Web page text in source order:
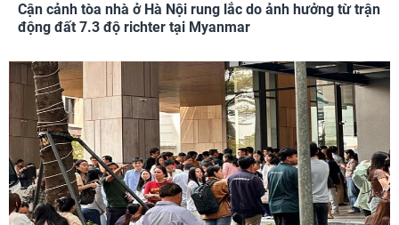
Cận cảnh tòa nhà ở Hà Nội rung lắc do ảnh hưởng từ trận
động đất 7.3 độ richter tại Myanmar